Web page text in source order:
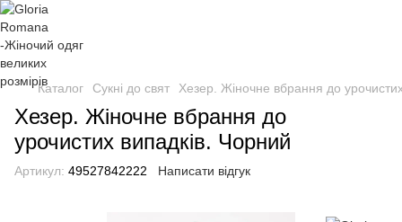
Каталог Сукні до свят Хезер. Жіночне вбрання до
Хезер. Жіночне вбрання до
урочистих випадків. Чорний
Артикул: 49527842222 Написати відгук